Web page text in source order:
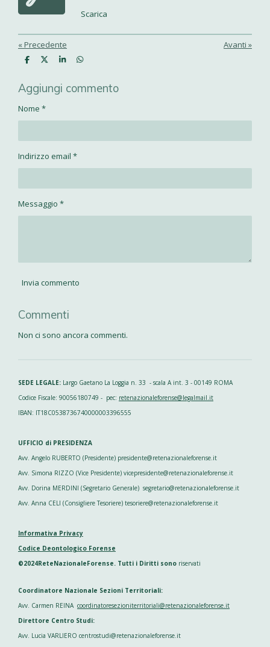
Scarica
«Precedente Avanti »
C
d
i
i
C
d
i
i
C
d
i
C
d
i
Aggiungi commento
Nome *
Indirizzo email *
Messaggio *
Invia commento
Commenti
Non ci sono ancora commenti.
SEDE LEGALE: Largo Gaetano La Loggia n. 33 - scala A int. 3 - 00149 ROMA
Codice Fiscale: 90056180749 - pec: retenazionaleforense@legalmail.it
IBAN: IT18C0538736740000003396555
UFFICIO di PRESIDENZA
Avv. Angelo RUBERTO (Presidente) presidente@retenazionaleforense.it
Avv. Simona RIZZO (Vice Presidente) vicepresidente@retenazionaleforense.it
Avv. Dorina MERDINI (Segretario Generale) segretario@retenazionaleforense.it
Avv. Anna CELI (Consigliere Tesoriere) tesoriere@retenazionaleforense.it
Informativa Privacy
Codice Deontologico Forense
©2024ReteNazionaleForense. Tutti i Diritti sono riservati
Coordinatore Nazionale Sezioni Territoriali:
Avv. Carmen REINA coordinatoresezioniterritoriali@retenazionaleforense.it
Direttore Centro Studi:
Avv. Lucia VARLIERO centrostudi@retenazionaleforense.it